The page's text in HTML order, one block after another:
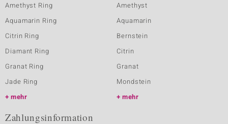
Amethyst Ring
Aquamarin Ring
Citrin Ring
Diamant Ring
Granat Ring
Jade Ring
mehr
Amethyst
Aquamarin
Bernstein
Citrin
Granat
Mondstein
mehr
Zahlungsinformation